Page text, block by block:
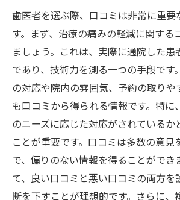
歯医者を選ぶ際、口コミは非常に重要
す。まず、治療の痛みの軽減に関する
ましょう。これは、実際に通院した
であり、技術力を測る一つの手段です
の対応や院内の雰囲気、予約の取りや
も口コミから得られる情報です。特に
のニーズに応じた対応がされているか
ことが重要です。口コミは多数の意見
で、偏りのない情報を得ることができ
て、良い口コミと悪い口コミの両方を
断を下すことが理想的です。さらに、